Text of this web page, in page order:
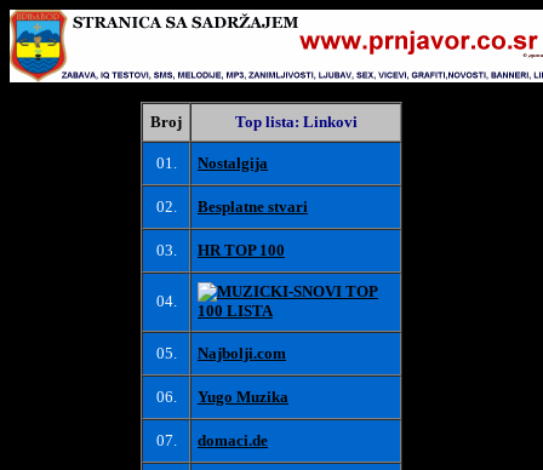
Broj Top lista: Linkovi
01. Nostalgija
02. Besplatne stvari
03. HR TOP 100
04.
05. Najbolji.com
06. Yugo Muzika
07. domaci.de